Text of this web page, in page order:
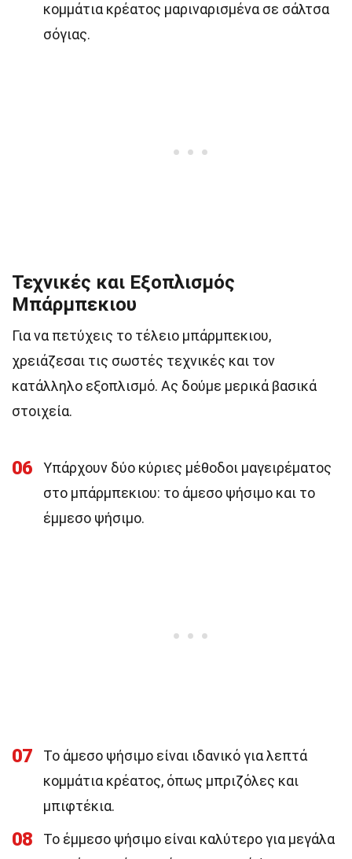
κομμάτια κρέατος μαριναρισμένα σε σάλτσα
σόγιας.
Τεχνικές και Εξοπλισμός
Μπάρμπεκιου
Για να πετύχεις το τέλειο μπάρμπεκιου,
χρειάζεσαι τις σωστές τεχνικές και τον
κατάλληλο εξοπλισμό. Ας δούμε μερικά βασικά
στοιχεία.
06
Υπάρχουν δύο κύριες μέθοδοι μαγειρέματος
στο μπάρμπεκιου: το άμεσο ψήσιμο και το
έμμεσο ψήσιμο.
07
Το άμεσο ψήσιμο είναι ιδανικό για λεπτά
κομμάτια κρέατος, όπως μπριζόλες και
μπιφτέκια.
08
Το έμμεσο ψήσιμο είναι καλύτερο για μεγάλα